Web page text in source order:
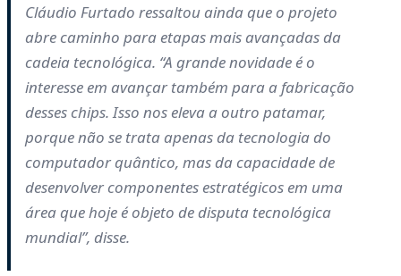
Cláudio Furtado ressaltou ainda que o projeto
abre caminho para etapas mais avançadas da
cadeia tecnológica. “A grande novidade é o
interesse em avançar também para a fabricação
desses chips. Isso nos eleva a outro patamar,
porque não se trata apenas da tecnologia do
computador quântico, mas da capacidade de
desenvolver componentes estratégicos em uma
área que hoje é objeto de disputa tecnológica
mundial”, disse.